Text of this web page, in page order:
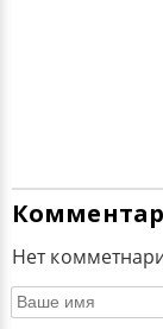
Нет